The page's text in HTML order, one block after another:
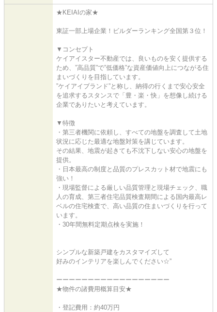
★KEIAIの家★
東証一部上場企業！ビルダーランキング全国第３位！
▼コンセプト
ケイアイスター不動産では、良いものを安く提供する
ため、”高品質”で”低価格”な資産価値向上につながる住
まいづくりを目指しています。
”ケイアイブランド”と称し、納得の行くまで安心安全
を追求するスタンスで「豊・楽・快」を想像し続ける
企業でありたいと考えています。
▼特徴
・第三者機関に依頼し、すべての地盤を調査して土地
状況に応じた最適な地盤対策を講じています。
その結果、地震が起きても不沈下しない安心の地盤を
提供。
・日本最高の制度と品質のプレスカット材で地震にも
強い！
・現場監督による厳しい品質管理と現場チェック、職
人の育成、第三者住宅品質検査期間による国内最高レ
ベルの住宅検査で、高い品質の住まいづくりを行って
います。
・30年間無料定期点検を実施！
シンプルな新築戸建をカスタマイズして
好みのインテリアを楽しんでください☆”
ーーーーーーーーーーーーーーーーーー
★物件の諸費用概算目安★
・登記費用：約40万円